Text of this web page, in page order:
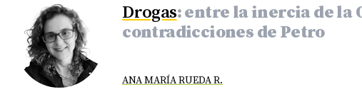
Drogas: entre la inercia de la
contradicciones de Petro
ANA MARÍA RUEDA R.